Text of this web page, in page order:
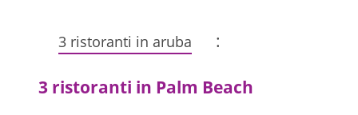
3 ristoranti in aruba :
3 ristoranti in Palm Beach